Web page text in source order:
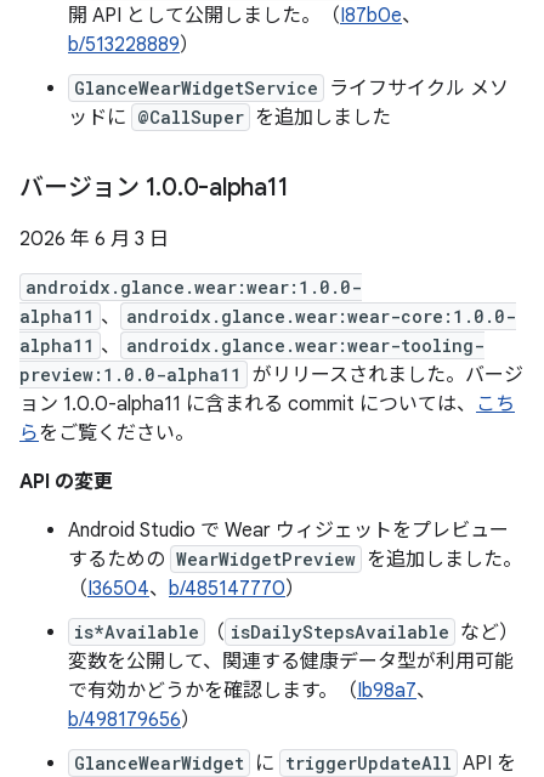
開 API として公開しました。（I87b0e、
b/513228889）
GlanceWearWidgetService
ライフサイクル メソ
ッドに @CallSuper を追加しました
バージョン 1.0.0-alpha11
2026 年 6 月 3 日
androidx.glance.wear:wear:1.0.0-
alpha11 、
androidx.glance.wear:wear-core:1.0.0-
alpha11 、
androidx.glance.wear:wear-tooling-
preview:1.0.0-alpha11
がリリースされました。バージ
ョン 1.0.0-alpha11 に含まれる commit については、 こち
らをご覧ください。
API の変更
Android Studio で Wear ウィジェットをプレビュー
するための WearWidgetPreview を追加しました。
（I36504、 b/485147770）
is*Available （ isDailyStepsAvailable など）
変数を公開して、関連する健康データ型が利用可能
で有効かどうかを確認します。（Ib98a7、
b/498179656）
GlanceWearWidget に triggerUpdateAll API を